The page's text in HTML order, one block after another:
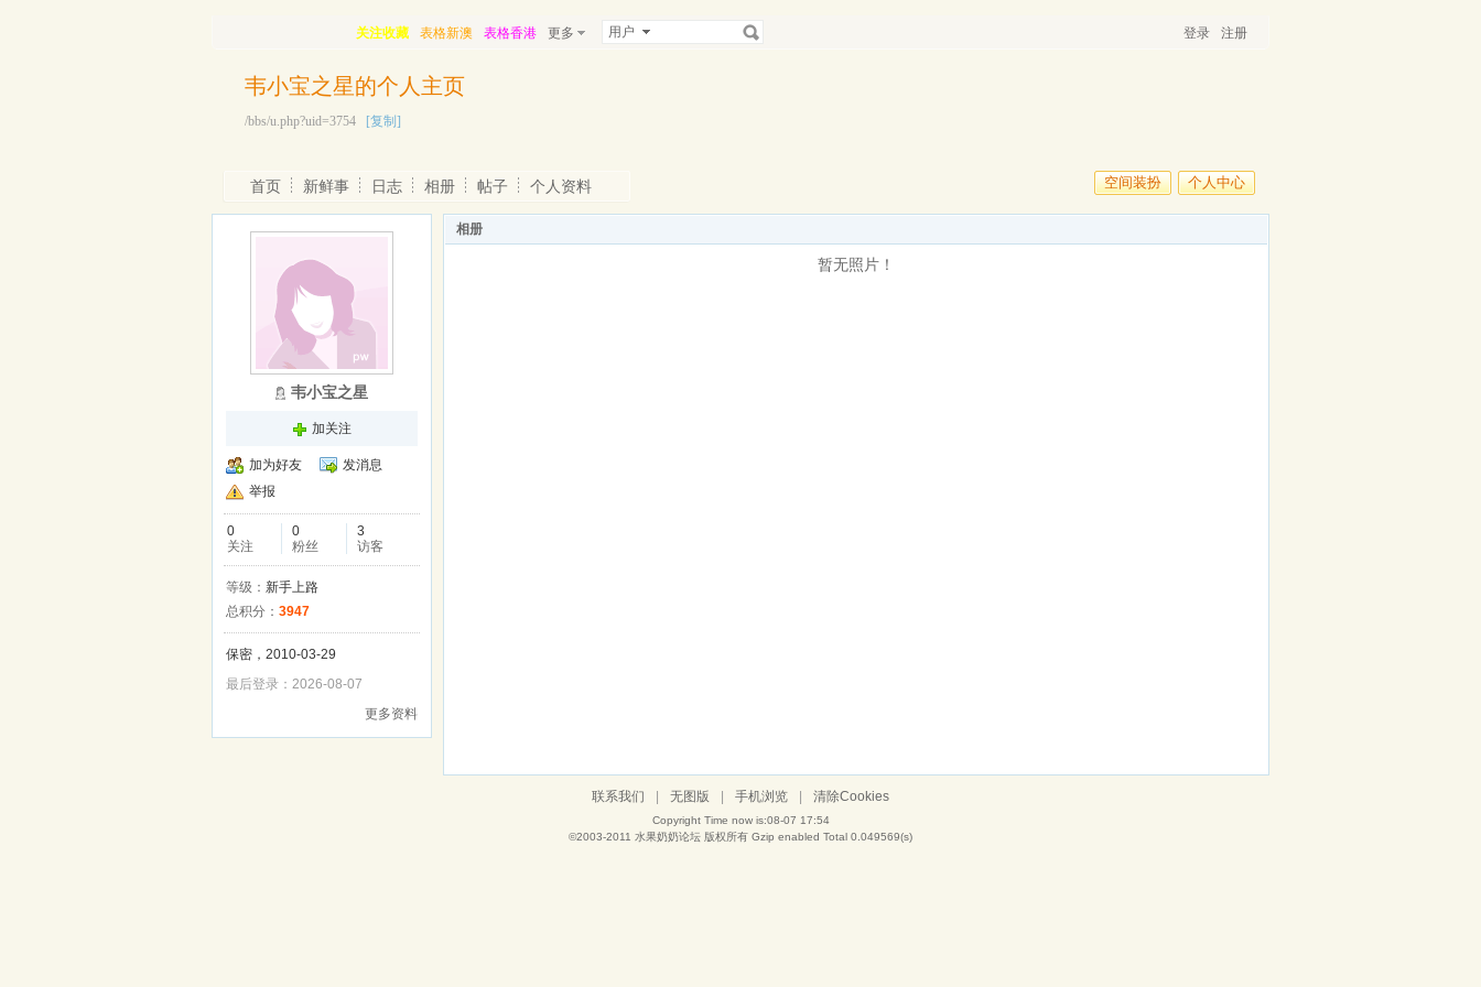
关注收藏 表格新澳 表格香港 更多 用户 登录 注册
韦小宝之星的个人主页
/bbs/u.php?uid=3754 [复制]
空间装扮 个人中心
首页 新鲜事 日志 相册 帖子 个人资料
韦小宝之星
加关注
加为好友
发消息
举报
0
关注
0
粉丝
3
访客
等级： 新手上路
总积分： 3947
保密，2010-03-29
最后登录：2026-08-07
更多资料
相册
暂无照片！
联系我们 无图版 手机浏览 清除Cookies
Copyright Time now is:08-07 17:54
©2003-2011 水果奶奶论坛 版权所有 Gzip enabled Total 0.049569(s)